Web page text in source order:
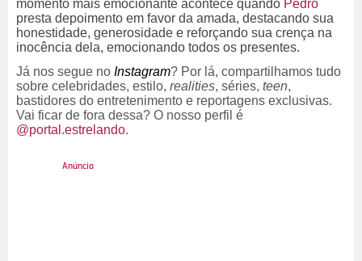
momento mais emocionante acontece quando Pedro
presta depoimento em favor da amada, destacando sua
honestidade, generosidade e reforçando sua crença na
inocência dela, emocionando todos os presentes.
Já nos segue no Instagram? Por lá, compartilhamos tudo
sobre celebridades, estilo, realities, séries, teen,
bastidores do entretenimento e reportagens exclusivas.
Vai ficar de fora dessa? O nosso perfil é
@portal.estrelando.